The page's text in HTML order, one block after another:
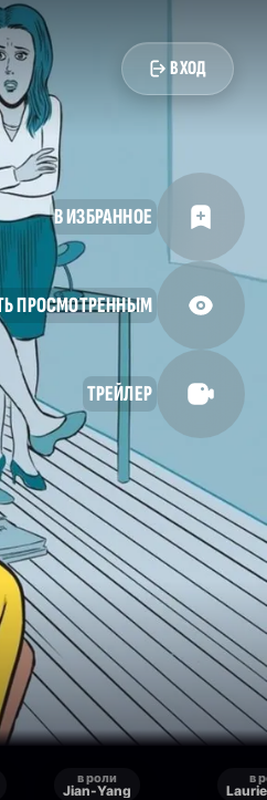
ВХОД
В ИЗБРАННОЕ
ПРОСМОТРЕННЫМ
ТРЕЙЛЕР
в роли
Jian-Yang
в